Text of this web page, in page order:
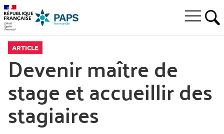
Aller
la
Aller
au
menu
Aller
au
contenu
Ouvrir
ARTICLE
Devenir maître de
stage et accueillir des
stagiaires